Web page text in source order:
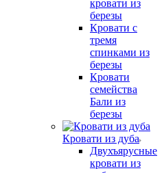
кровати из
березы
Кровати с
тремя
спинками из
березы
Кровати
семейства
Бали из
березы
Кровати из дуба
Двухъярусные
кровати из